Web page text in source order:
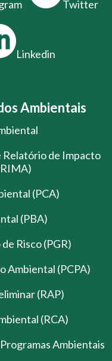
Twitter
Linkedin
Ambientais
Relatório de Impacto
(PCA)
(PBA)
Risco (PGR)
Ambiental (PCPA)
(RAP)
(RCA)
Ambientais